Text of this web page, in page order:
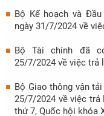
Bộ Kế hoạch và
ngày 31/7/2024 về
Bộ Tài chính đã
25/7/2024 về việc trả
Bộ Giao thông vận
25/7/2024 về việc
thứ 7, Quốc hội khóa